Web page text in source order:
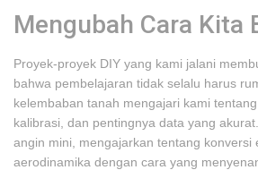
Mengubah Cara Kita
Proyek-proyek DIY yang kami jalani
bahwa pembelajaran tidak selalu harus
kelembaban tanah mengajari kami
kalibrasi, dan pentingnya data yang
angin mini, mengajarkan tentang konversi
aerodinamika dengan cara yang